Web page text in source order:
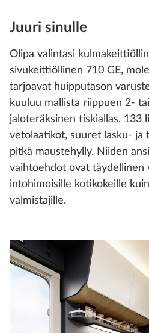
Juuri sinulle
Olipa valintasi
sivukeittiöllinen 710 GE,
tarjoavat huipputason
kuuluu mallista riippuen 2-
jaloteräksinen tiskiallas, 133
vetolaatikot, suuret lasku- ja
pitkä maustehylly. Niiden
vaihtoehdot ovat täydellinen
intohimoisille kotikokeille
valmistajille.